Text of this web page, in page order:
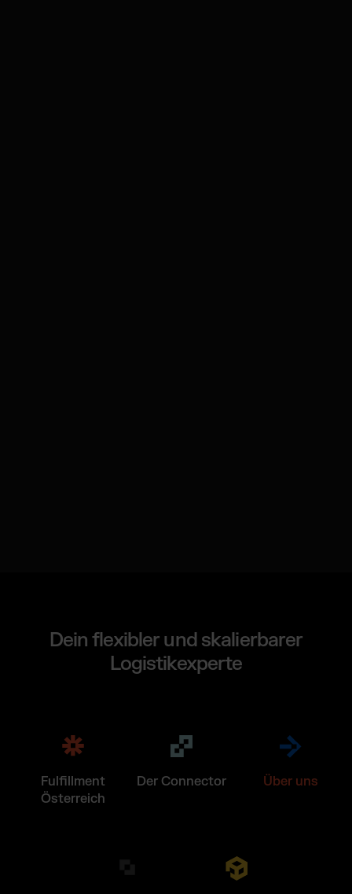
Dein flexibler und skalierbarer
Logistikexperte
Fulfillment
Österreich
Der Connector Über uns